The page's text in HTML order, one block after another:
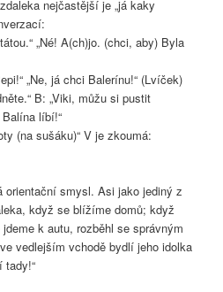
nejčastější je „já kaky
„Né! A(ch)jo. (chci, aby) Byla
„Ne, já chci Balerínu!“ (Lvíček)
B: „Viki, můžu si pustit
Balína líbí!“
(na sušáku)“ V je zkoumá:
smysl. Asi jako jediný z
když se blížíme domů; když
k autu, rozběhl se správným
vedlejším vchodě bydlí jeho idolka
tady!“